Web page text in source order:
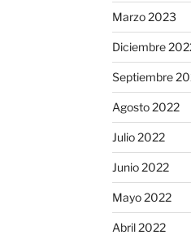
Marzo 2023
Diciembre
Septiembre
Agosto 2022
Julio 2022
Junio 2022
Mayo 2022
Abril 2022